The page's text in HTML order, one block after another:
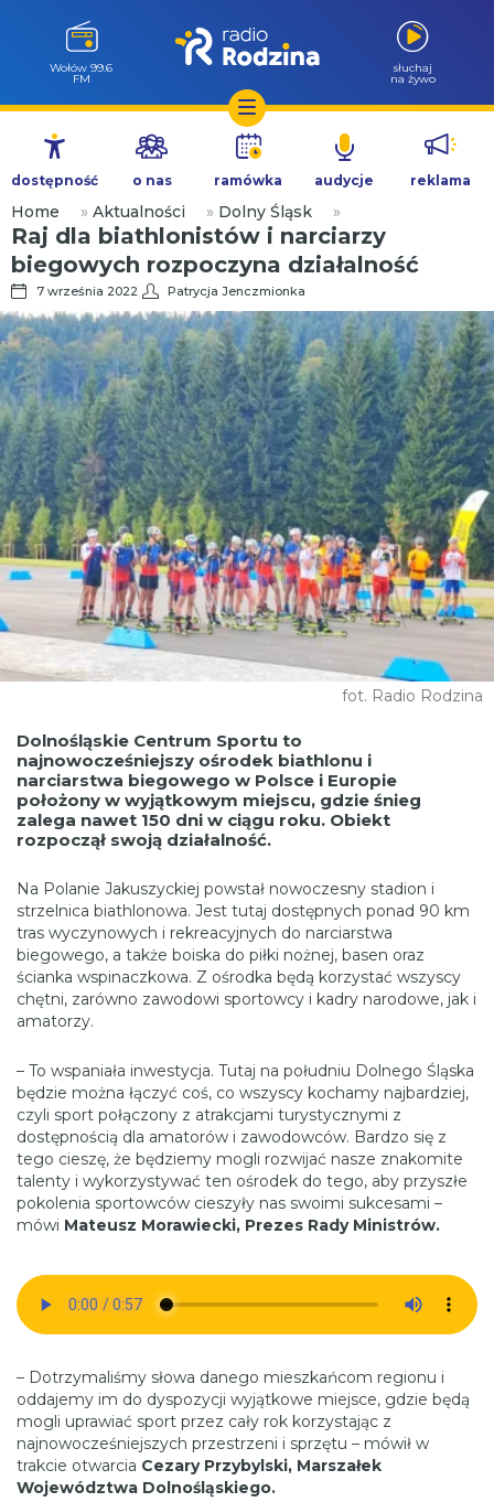
Przejdź
treści
Wołów 99.6
FM
słuchaj
na żywo
dostępność o nas ramówka audycje reklama
Home » Aktualności » Dolny Śląsk »
Raj dla biathlonistów i narciarzy
biegowych rozpoczyna działalność
7 września 2022 Patrycja Jenczmionka
fot. Radio Rodzina
Dolnośląskie Centrum Sportu to
najnowocześniejszy ośrodek biathlonu i
narciarstwa biegowego w Polsce i Europie
położony w wyjątkowym miejscu, gdzie śnieg
zalega nawet 150 dni w ciągu roku. Obiekt
rozpoczął swoją działalność.
Na Polanie Jakuszyckiej powstał nowoczesny stadion i
strzelnica biathlonowa. Jest tutaj dostępnych ponad 90 km
tras wyczynowych i rekreacyjnych do narciarstwa
biegowego, a także boiska do piłki nożnej, basen oraz
ścianka wspinaczkowa. Z ośrodka będą korzystać wszyscy
chętni, zarówno zawodowi sportowcy i kadry narodowe, jak i
amatorzy.
– To wspaniała inwestycja. Tutaj na południu Dolnego Śląska
będzie można łączyć coś, co wszyscy kochamy najbardziej,
czyli sport połączony z atrakcjami turystycznymi z
dostępnością dla amatorów i zawodowców. Bardzo się z
tego cieszę, że będziemy mogli rozwijać nasze znakomite
talenty i wykorzystywać ten ośrodek do tego, aby przyszłe
pokolenia sportowców cieszyły nas swoimi sukcesami –
mówi Mateusz Morawiecki, Prezes Rady Ministrów.
– Dotrzymaliśmy słowa danego mieszkańcom regionu i
oddajemy im do dyspozycji wyjątkowe miejsce, gdzie będą
mogli uprawiać sport przez cały rok korzystając z
najnowocześniejszych przestrzeni i sprzętu – mówił w
trakcie otwarcia Cezary Przybylski, Marszałek
Województwa Dolnośląskiego.